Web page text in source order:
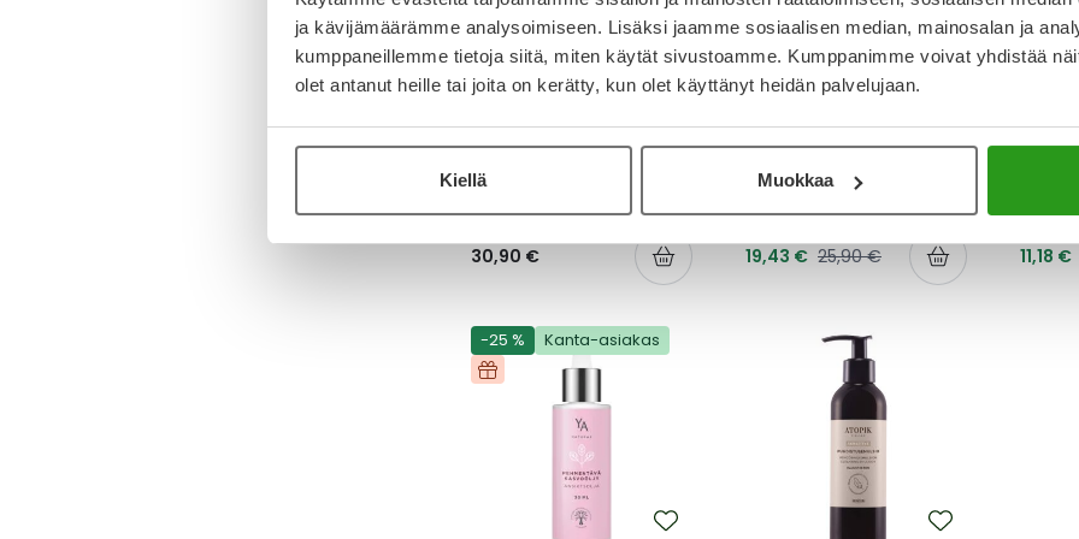
ja kävijämäärämme analysoimiseen. Lisäksi jaamme sosiaalisen median, mainosalan ja
kumppaneillemme tietoja siitä, miten käytät sivustoamme. Kumppanimme voivat yhdistää
olet antanut heille tai joita on kerätty, kun olet käyttänyt heidän palvelujaan.
Kiellä Muokkaa
BIARRITZ
SUN SPRAY SPF50+ 100 ML
30,90 €
YA NATURAE ANTI-AGE
Tarjoushinta
19,43 € Normaalihinta
25,90 €
YA
11,18 €
-25 % Kanta-asiakas